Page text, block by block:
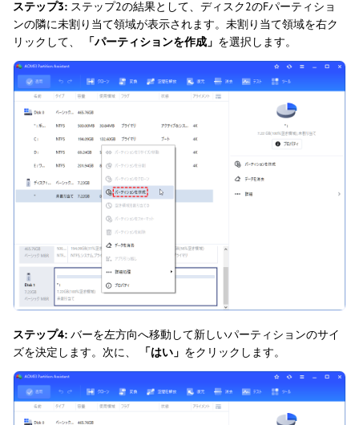
ステップ3: ステップ2の結果として、ディスク2のFパーティショ
ンの隣に未割り当て領域が表示されます。未割り当て領域を右ク
リックして、
「パーティションを作成」 を選択します。
ステップ4: バーを左方向へ移動して新しいパーティションのサイ
ズを決定します。次に、
「はい」 をクリックします。